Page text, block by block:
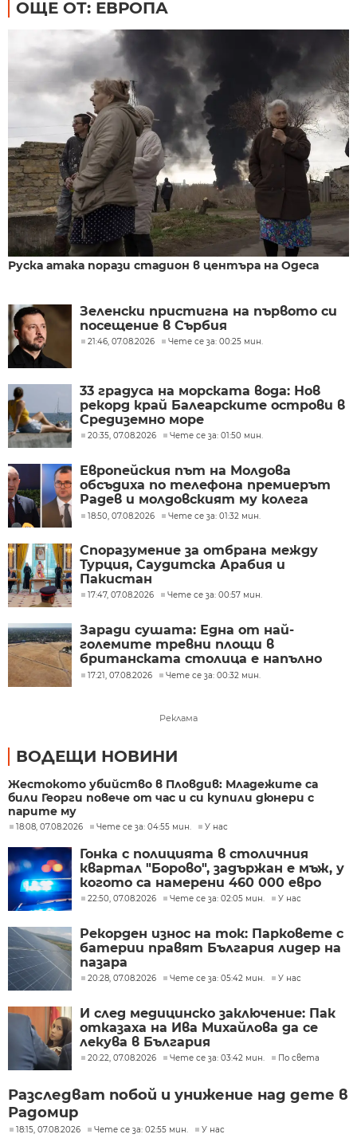
ОЩЕ ОТ: ЕВРОПА
Руска атака порази стадион в центъра на Одеса
Зеленски пристигна на първото си
посещение в Сърбия
21:46, 07.08.2026 Чете се за: 00:25 мин.
33 градуса на морската вода: Нов
рекорд край Балеарските острови в
Средиземно море
20:35, 07.08.2026 Чете се за: 01:50 мин.
Европейския път на Молдова
обсъдиха по телефона премиерът
Радев и молдовският му колега
Тофан
18:50, 07.08.2026 Чете се за: 01:32 мин.
Споразумение за отбрана между
Турция, Саудитска Арабия и
Пакистан
17:47, 07.08.2026 Чете се за: 00:57 мин.
Заради сушата: Една от най-
големите тревни площи в
британската столица е напълно
изгоряла
17:21, 07.08.2026 Чете се за: 00:32 мин.
Реклама
ВОДЕЩИ НОВИНИ
Жестокото убийство в Пловдив: Младежите са
били Георги повече от час и си купили дюнери с
парите му
18:08, 07.08.2026 Чете се за: 04:55 мин. У нас
Гонка с полицията в столичния
квартал "Борово", задържан е мъж, у
когото са намерени 460 000 евро
22:50, 07.08.2026 Чете се за: 02:05 мин. У нас
Рекорден износ на ток: Парковете с
батерии правят България лидер на
пазара
20:28, 07.08.2026 Чете се за: 05:42 мин. У нас
И след медицинско заключение: Пак
отказаха на Ива Михайлова да се
лекува в България
20:22, 07.08.2026 Чете се за: 03:42 мин. По света
Разследват побой и унижение над дете в
Радомир
18:15, 07.08.2026 Чете се за: 02:55 мин. У нас